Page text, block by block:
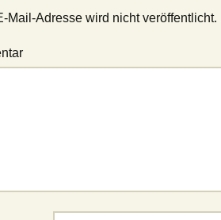
Mail-Adresse wird nicht veröffentlicht.